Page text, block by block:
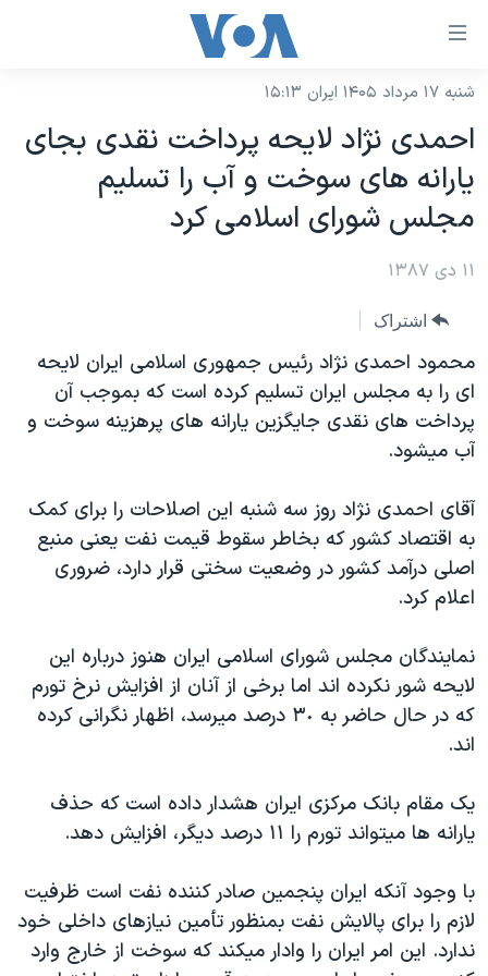
لینکهای
دسترسی
جهش
محتوای
اصلی
صفحه
جهش
به
جستجو
نسخه سبک وب‌سایت
موضوع ها
ایران
آمریکا
جهان
ورزشی
گزیده‌ها
ویژه برنامه‌ها
فرهنگ و زندگی
حقوق شهروندی
اقتصادی
اسرائیل در جنگ
گالری عکس
برنامه های تلویزیونی
جدول برنامه ها
صفحه‌های ویژه
جام جهانی ۲۰۲۶
عملیات خشم حماسی
۲۵۰سالگی آمریکا
مستندها
انتخابات ریاست جمهوری آمریکا ۲۰۲۴
حمله جمهوری اسلامی به اسرائیل
ورزش زنان در ایران
اعتراضات زن، زندگی، آزادی
دادگاه حمید نوری
قانون شفافیت دارائی کادر رهبری ایران
اعتراضات مردمی آبان ۹۸
فرکانس‌های صدای آمریکا
پخش رادیویی
یادگیری زبان انگلیسی
دنبال کنید
زبانهای مختلف
شنبه ۱۷ مرداد ۱۴۰۵ ایران ۱۵:۱۳
احمدی نژاد لايحه پرداخت نقدی بجای
يارانه های سوخت و آب را تسليم
مجلس شورای اسلامی کرد
۱۱ دی ۱۳۸۷
اشتراک
محمود احمدی نژاد رئيس جمهوری اسلامی ايران لايحه
ای را به مجلس ايران تسليم کرده است که بموجب آن
پرداخت های نقدی جايگزين يارانه های پرهزينه سوخت و
آب ميشود.
آقای احمدی نژاد روز سه شنبه اين اصلاحات را برای کمک
به اقتصاد کشور که بخاطر سقوط قيمت نفت يعنی منبع
اصلی درآمد کشور در وضعيت سختی قرار دارد، ضروری
اعلام کرد.
نمايندگان مجلس شورای اسلامی ايران هنوز درباره اين
لايحه شور نکرده اند اما برخی از آنان از افزايش نرخ تورم
که در حال حاضر به ٣٠ درصد ميرسد، اظهار نگرانی کرده
اند.
يک مقام بانک مرکزی ايران هشدار داده است که حذف
يارانه ها ميتواند تورم را ١١ درصد ديگر، افزايش دهد.
با وجود آنکه ايران پنجمين صادر کننده نفت است ظرفيت
لازم را برای پالايش نفت بمنظور تأمين نيازهای داخلی خود
ندارد. اين امر ايران را وادار ميکند که سوخت از خارج وارد